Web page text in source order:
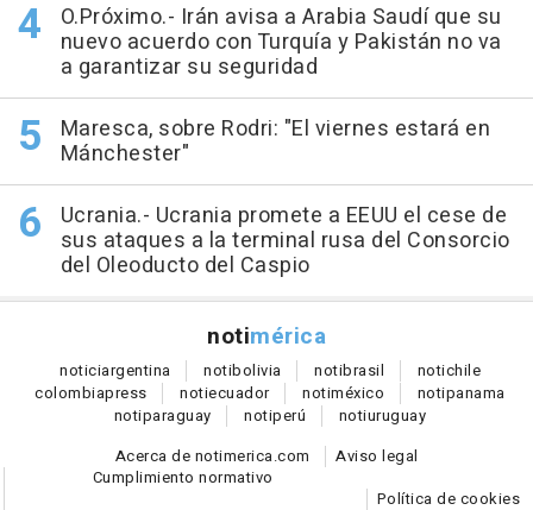
O.Próximo.- Irán avisa a Arabia Saudí que su
nuevo acuerdo con Turquía y Pakistán no va
a garantizar su seguridad
Maresca, sobre Rodri: "El viernes estará en
Mánchester"
Ucrania.- Ucrania promete a EEUU el cese de
sus ataques a la terminal rusa del Consorcio
del Oleoducto del Caspio
notimérica
noticiargentina notibolivia notibrasil notichile
colombiapress notiecuador notiméxico notipanama
notiparaguay notiperú notiuruguay
Acerca de notimerica.com
Aviso legal
Cumplimiento normativo
Política de cookies